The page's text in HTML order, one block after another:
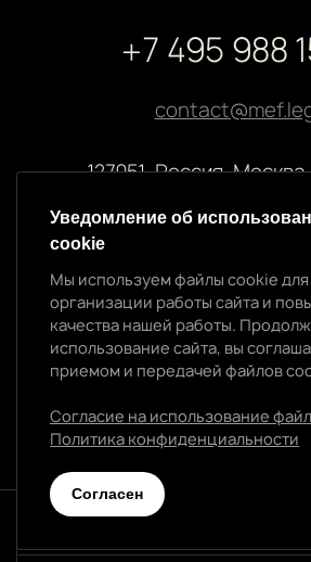
+7 495 988
127051, Россия,
Реквизиты
ООО “МЭФ
ИНН 7704874992
ОГРН
Политика
Уведомление об
работы сайта и повышения качества
Продолжая использование сайта, вы
cookie.
Уведомление об
cookie
Мы используем файлы cookie для
организации работы сайта и
качества нашей работы.
использование сайта, вы
приемом и передачей файлов
Согласие на использование
Политика конфиденциальности
Cогласен